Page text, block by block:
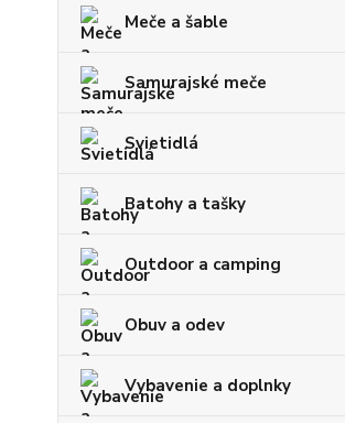
Meče a šable
Samurajské meče
Svietidlá
Batohy a tašky
Outdoor a camping
Obuv a odev
Vybavenie a doplnky